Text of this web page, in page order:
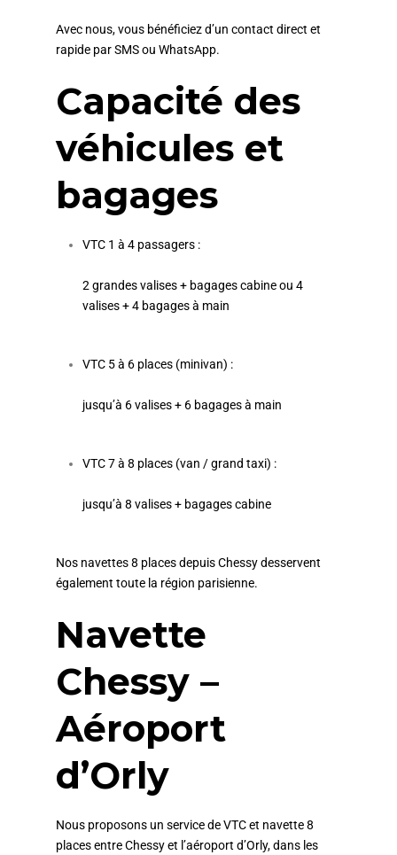
Avec nous, vous bénéficiez d’un contact direct et
rapide par SMS ou WhatsApp.
Capacité des
véhicules et
bagages
VTC 1 à 4 passagers :
2 grandes valises + bagages cabine ou 4
valises + 4 bagages à main
VTC 5 à 6 places (minivan) :
jusqu’à 6 valises + 6 bagages à main
VTC 7 à 8 places (van / grand taxi) :
jusqu’à 8 valises + bagages cabine
Nos navettes 8 places depuis Chessy desservent
également toute la région parisienne.
Navette
Chessy –
Aéroport
d’Orly
Nous proposons un service de VTC et navette 8
places entre Chessy et l’aéroport d’Orly, dans les